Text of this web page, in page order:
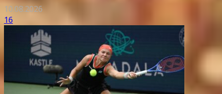
10.08.2026
16